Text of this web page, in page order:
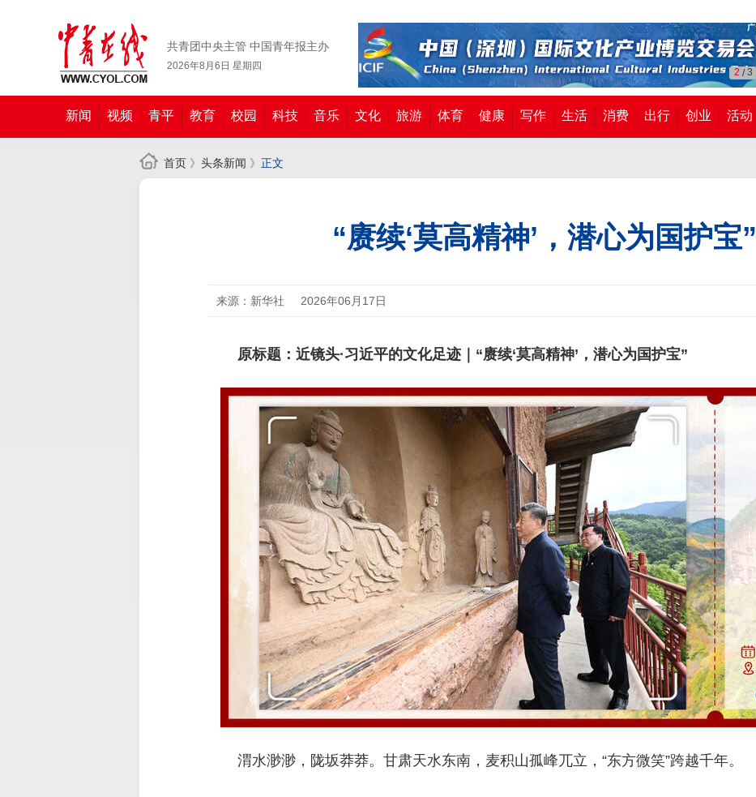
共青团中央主管 中国青年报主办
2026年8月6日 星期四
3 / 3
新闻 视频 青平 教育 校园 科技 音乐 文化 旅游 体育 健康 写作 生活 消费 出行 创业 活动
首页 》 头条新闻 》 正文
“赓续‘莫高精神’，潜心为国护宝”
来源：新华社 2026年06月17日
原标题：近镜头·习近平的文化足迹｜“赓续‘莫高精神’，潜心为国护宝”
渭水渺渺，陇坂莽莽。甘肃天水东南，麦积山孤峰兀立，“东方微笑”跨越千年。